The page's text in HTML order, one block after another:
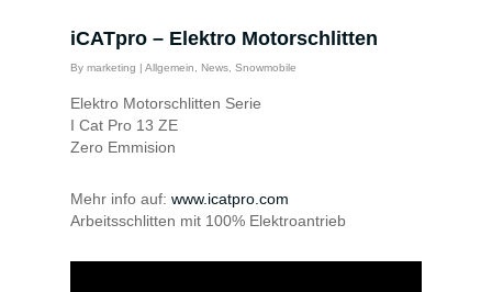
iCATpro – Elektro Motorschlitten
By marketing | Allgemein News Snowmobile
Elektro Motorschlitten Serie
I Cat Pro 13 ZE
Zero Emmision
Mehr info auf: www.icatpro.com
Arbeitsschlitten mit 100% Elektroantrieb